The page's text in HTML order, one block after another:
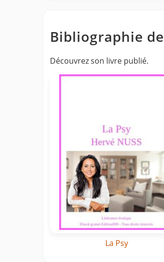
Bibliographie
Découvrez son livre publié.
La Psy